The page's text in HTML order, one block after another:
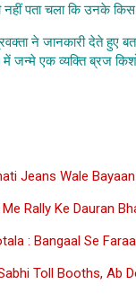
नहीं पता चला कि उनके
ने जानकारी देते हुए
में जन्मे एक व्यक्ति ब्रज
Jeans Wale
Rally Ke Dauran
: Bangaal Se
Toll Booths, Ab